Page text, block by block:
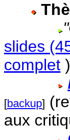
slides
complet
[backup]
aux